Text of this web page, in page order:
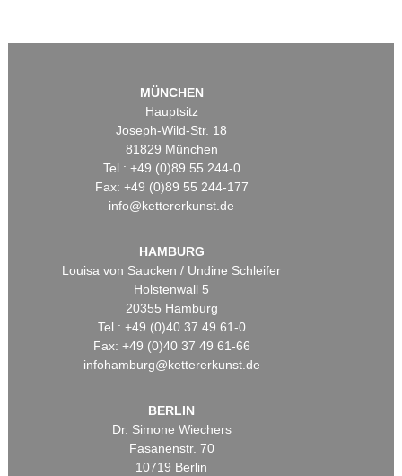
MÜNCHEN
Hauptsitz
Joseph-Wild-Str. 18
81829 München
Tel.: +49 (0)89 55 244-0
Fax: +49 (0)89 55 244-177
info@kettererkunst.de
HAMBURG
Louisa von Saucken / Undine Schleifer
Holstenwall 5
20355 Hamburg
Tel.: +49 (0)40 37 49 61-0
Fax: +49 (0)40 37 49 61-66
infohamburg@kettererkunst.de
BERLIN
Dr. Simone Wiechers
Fasanenstr. 70
10719 Berlin